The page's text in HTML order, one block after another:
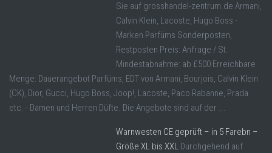
Sie auf grosshandel-zentrum.de Armani,
Calvin Klein, Lacoste, Hugo Boss -
Marken Parfüms Sonderposten,
Restposten Preis: Anfrage / St.
Mindestabnahme: ab £500 Erreichbare
Menge: Dauerangebot Parfüms, EDT von Armani, Bourjois, Calvin Klein
(CK), Dior, Gucci, Hugo Boss, Joop!, Lacoste, Paco Rabanne, Prada
etc. - Damen und Herren Düfte. Die Angebote sind auf der ...
Warnwesten CE geprüft – in 5 Farebn –
Größe XL bis XXL Durchgehend auf